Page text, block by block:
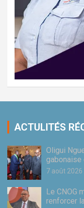
ACTULITÉS
Oligui
gabonaise
7 août 2026
Le CNOG
renforcer